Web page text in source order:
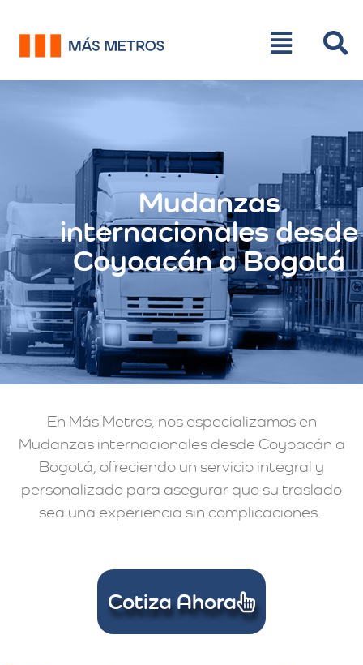
Mudanzas
internacionales desde
Coyoacán a Bogotá
En Más Metros, nos especializamos en
Mudanzas internacionales desde Coyoacán a
Bogotá, ofreciendo un servicio integral y
personalizado para asegurar que su traslado
sea una experiencia sin complicaciones.
Cotiza Ahora